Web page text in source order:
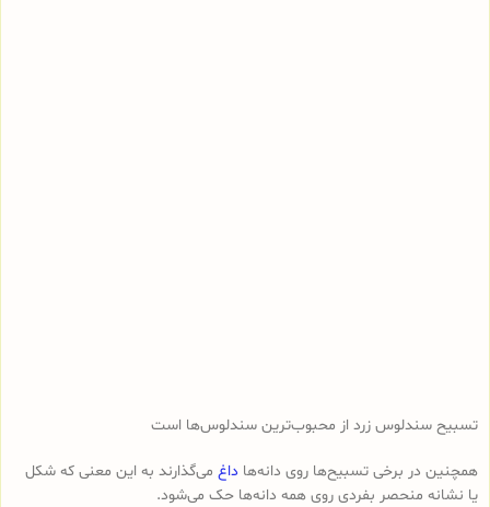
تسبیح سندلوس زرد از محبوب‌ترین سندلوس‌ها است
همچنین در برخی تسبیح‌ها روی دانه‌ها داغ می‌گذارند به این معنی که شکل
یا نشانه منحصر بفردی روی همه دانه‌ها حک می‌شود.